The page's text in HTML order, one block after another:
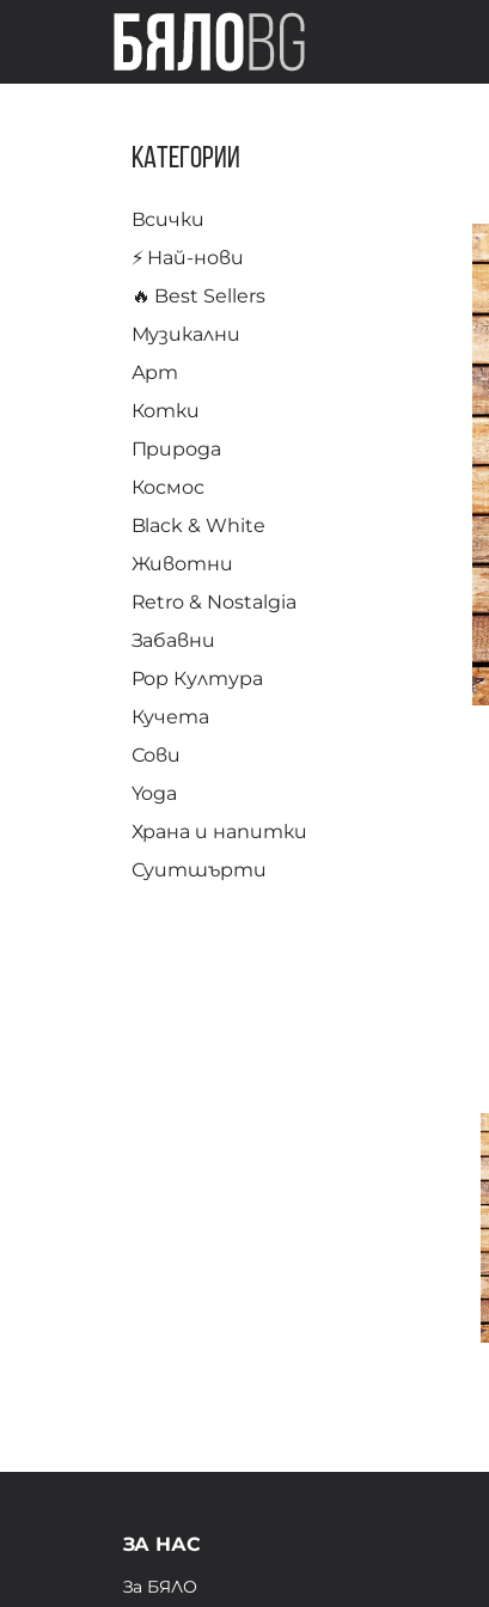
Категории
Всички
⚡️ Най-нови
🔥 Best Sellers
Музикални
Арт
Котки
Природа
Космос
Black & White
Животни
Retro & Nostalgia
Забавни
Pop Култура
Кучета
Сови
Yoga
Храна и напитки
Суитшърти
ЗА НАС
За БЯЛО